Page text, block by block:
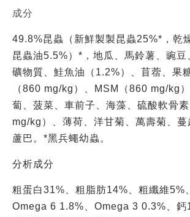
成分
49.8%昆蟲（新鮮製製昆蟲25%*，乾
昆蟲油5.5%）*，地瓜、馬鈴薯、豌豆
礦物質、鮭魚油（1.2%）、苜蓿、果
（860 mg/kg）、MSM（860 mg/kg
蔔、菠菜、車前子、海藻、硫酸軟骨
mg/kg）、薄荷、洋甘菊、萬壽菊、
蘆巴。*黑兵蠅幼蟲。
分析成分
粗蛋白31%、粗脂肪14%、粗纖維5%
Omega 6 1.8%、Omega 3 0.3%、鈣